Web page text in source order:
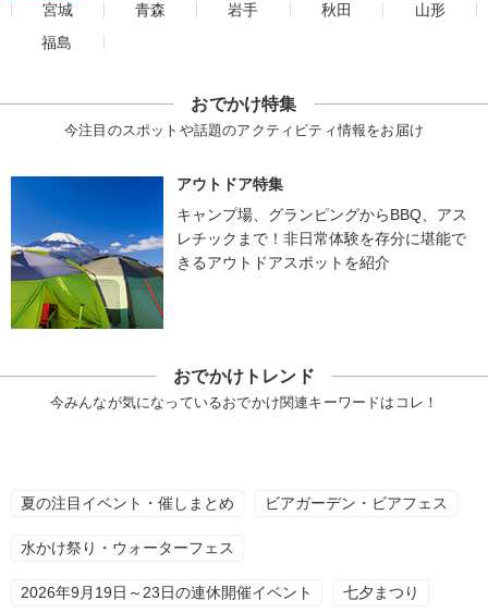
宮城
青森 岩手 秋田
山形
福島
おでかけ特集
今注目のスポットや話題のアクティビティ情報をお届け
アウトドア特集
キャンプ場、グランピングからBBQ、アス
レチックまで！非日常体験を存分に堪能で
きるアウトドアスポットを紹介
おでかけトレンド
今みんなが気になっているおでかけ関連キーワードはコレ！
夏の注目イベント・催しまとめ ビアガーデン・ビアフェス
水かけ祭り・ウォーターフェス
2026年9月19日～23日の連休開催イベント 七夕まつり